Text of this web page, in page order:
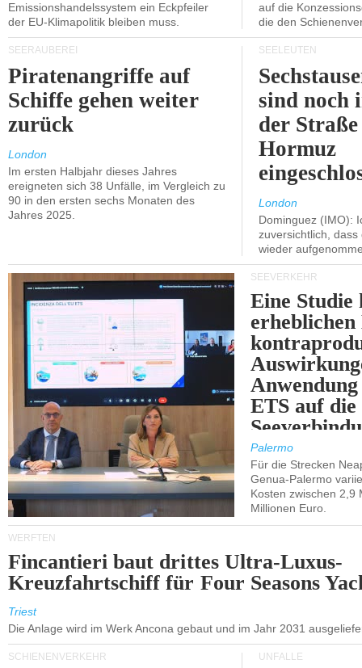
Emissionshandelssystem ein Eckpfeiler
der EU-Klimapolitik bleiben muss.
auf die
die den
SEERÄUBEREI
Piratenangriffe auf
Schiffe gehen weiter
zurück
London
Im ersten Halbjahr dieses Jahres
ereigneten sich 38 Unfälle, im Vergleich zu
90 in den ersten sechs Monaten des
Jahres 2025.
SEELEUTEN
sind noch
der
Hormuz
London
Dominguez (IMO):
zuversichtlich,
wieder
SEEVERKEHR
Eine Studie
ETS auf die
Palermo
Für die Strecken
Genua-Palermo
Kosten zwischen 2,9
Millionen Euro.
WERFTEN
Fincantieri baut drittes Ultra-Luxus-
Kreuzfahrtschiff für Four Seasons
Triest
Die Anlage wird im Werk Ancona gebaut und im Jahr 2031
SCHIENENVERKEHR UNFÄLLE